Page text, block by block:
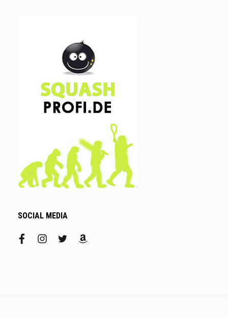
SOCIAL MEDIA
facebookinstagram
twitteramazon